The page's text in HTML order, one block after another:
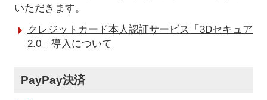
いただきます。
クレジットカード本人認証サービス「3Dセキュア
2.0」導入について
PayPay決済